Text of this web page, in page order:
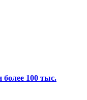
100 тыс.